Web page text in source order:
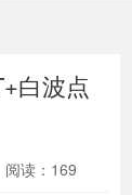
白波点
阅读：169